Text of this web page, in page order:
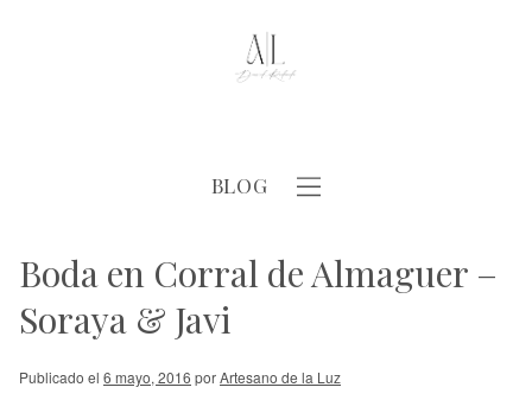
BLOG
Boda en Corral de Almaguer –
Soraya & Javi
Publicado el 6 mayo, 2016 porArtesano de la Luz